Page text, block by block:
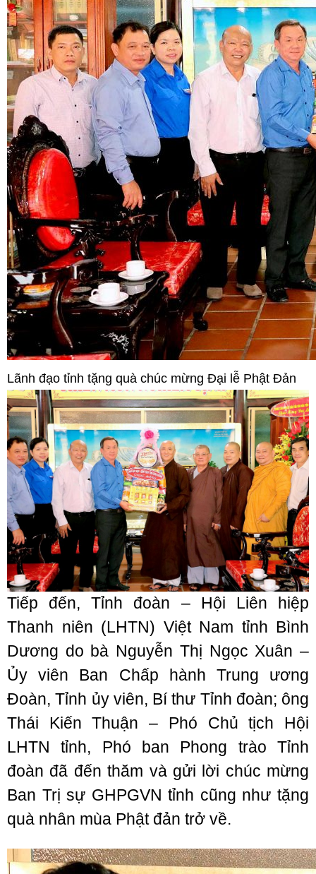
Lãnh đạo tỉnh tặng quà chúc mừng Đại lễ Phật Đản
Tiếp đến, Tỉnh đoàn – Hội Liên hiệp
Thanh niên (LHTN) Việt Nam tỉnh Bình
Dương do bà Nguyễn Thị Ngọc Xuân –
Ủy viên Ban Chấp hành Trung ương
Đoàn, Tỉnh ủy viên, Bí thư Tỉnh đoàn; ông
Thái Kiến Thuận – Phó Chủ tịch Hội
LHTN tỉnh, Phó ban Phong trào Tỉnh
đoàn đã đến thăm và gửi lời chúc mừng
Ban Trị sự GHPGVN tỉnh cũng như tặng
quà nhân mùa Phật đản trở về.